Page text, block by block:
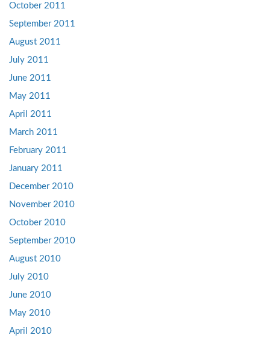
October 2011
September 2011
August 2011
July 2011
June 2011
May 2011
April 2011
March 2011
February 2011
January 2011
December 2010
November 2010
October 2010
September 2010
August 2010
July 2010
June 2010
May 2010
April 2010